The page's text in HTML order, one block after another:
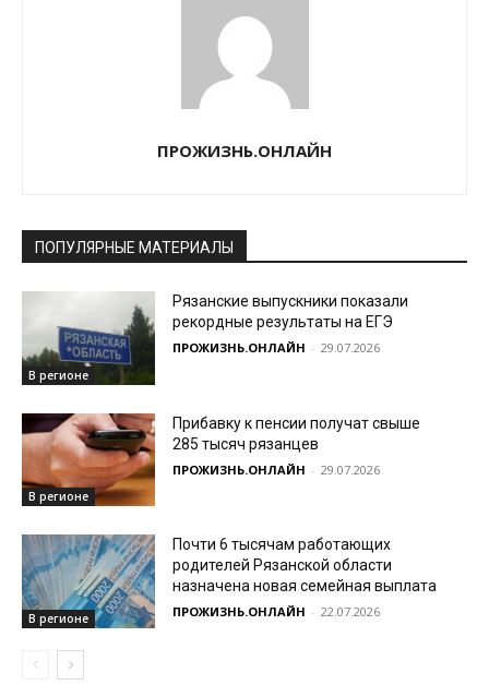
ПРОЖИЗНЬ.ОНЛАЙН
ПОПУЛЯРНЫЕ МАТЕРИАЛЫ
В регионе
Рязанские выпускники показали
рекордные результаты на ЕГЭ
ПРОЖИЗНЬ.ОНЛАЙН - 29.07.2026
В регионе
Прибавку к пенсии получат свыше
285 тысяч рязанцев
ПРОЖИЗНЬ.ОНЛАЙН - 29.07.2026
В регионе
Почти 6 тысячам работающих
родителей Рязанской области
назначена новая семейная выплата
ПРОЖИЗНЬ.ОНЛАЙН - 22.07.2026